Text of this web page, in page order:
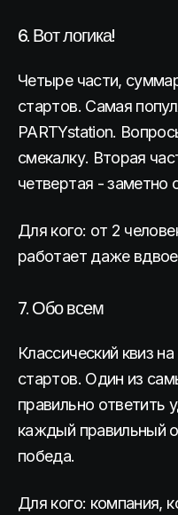
6. Вот логика!
Четыре части,
стартов. Самая
PARTYstation.
смекалку. Вторая
четвертая - заметно
Для кого: от 2
работает даже
7. Обо всем
Классический квиз
стартов. Один из
правильно ответить
каждый правильный
победа.
Для кого: компания,